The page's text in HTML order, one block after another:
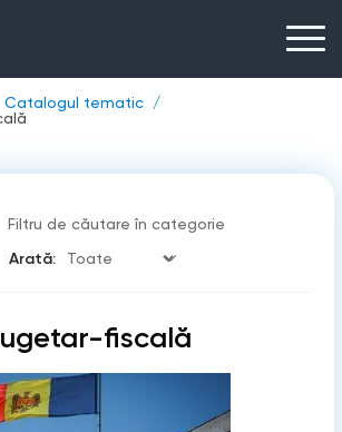
Catalogul tematic
Filtru de căutare în categorie
Arată:
fiscală